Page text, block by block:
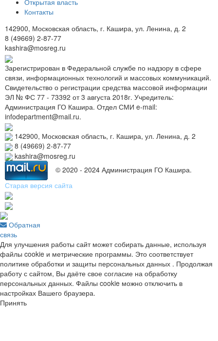
Открытая власть
Контакты
142900, Московская область, г. Кашира, ул. Ленина, д. 2
8 (49669) 2-87-77
kashira@mosreg.ru
Зарегистрирован в Федеральной службе по надзору в сфере
связи, информационных технологий и массовых коммуникаций.
Свидетельство о регистрации средства массовой информации
ЭЛ № ФС 77 - 73392 от 3 августа 2018г. Учредитель:
Администрация ГО Кашира. Отдел СМИ e-mail:
infodepartment@mail.ru.
142900, Московская область, г. Кашира, ул. Ленина, д. 2
8 (49669) 2-87-77
kashira@mosreg.ru
© 2020 - 2024 Администрация ГО Кашира.
Старая версия сайта
Обратная
связь
Для улучшения работы сайт может собирать данные, используя
файлы cookie и метрические программы. Это соответствует
политике обработки и защиты персональных данных . Продолжая
работу с сайтом, Вы даёте свое согласие на обработку
персональных данных. Файлы cookie можно отключить в
настройках Вашего браузера.
Принять